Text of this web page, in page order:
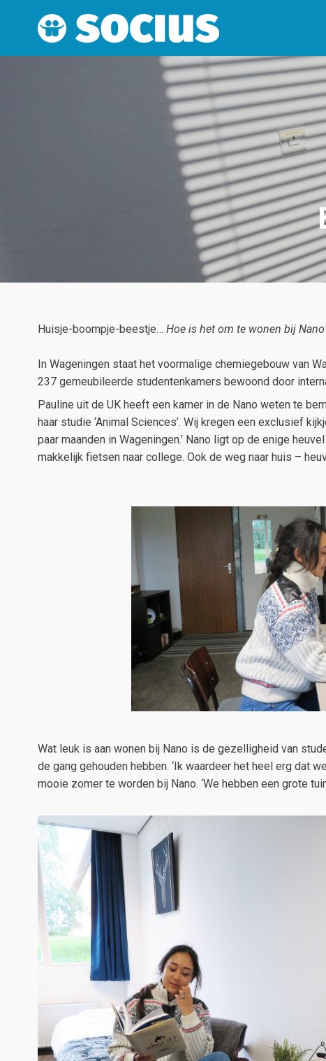
Huisje-boompje-beestje… Hoe is het om te wonen bij
In Wageningen staat het voormalige chemiegebouw van
237 gemeubileerde studentenkamers bewoond door
Pauline uit de UK heeft een kamer in de Nano weten te
haar studie ‘Animal Sciences’. Wij kregen een exclusief
paar maanden in Wageningen.’ Nano ligt op de enige
makkelijk fietsen naar college. Ook de weg naar huis –
Wat leuk is aan wonen bij Nano is de gezelligheid van
de gang gehouden hebben. ‘Ik waardeer het heel erg dat
mooie zomer te worden bij Nano. ‘We hebben een grote